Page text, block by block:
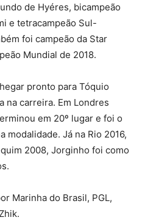
de Hyéres, bicampeão
e tetracampeão Sul-
foi campeão da Star
Mundial de 2018.
pronto para Tóquio
na carreira. Em Londres
em 20º lugar e foi o
modalidade. Já na Rio 2016,
2008, Jorginho foi como
Marinha do Brasil, PGL,